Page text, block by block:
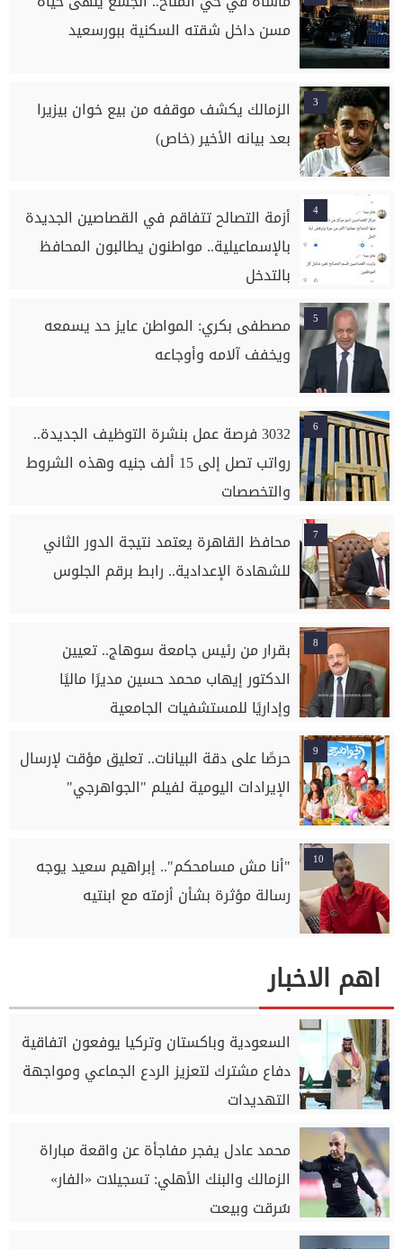
مسن داخل شقته السكنية ببورسعيد
3
الزمالك يكشف موقفه من بيع خوان بيزيرا
بعد بيانه الأخير (خاص)
4
أزمة التصالح تتفاقم في القصاصين الجديدة
بالإسماعيلية.. مواطنون يطالبون المحافظ
بالتدخل
5
مصطفى بكري: المواطن عايز حد يسمعه
ويخفف آلامه وأوجاعه
6
3032 فرصة عمل بنشرة التوظيف الجديدة..
رواتب تصل إلى 15 ألف جنيه وهذه الشروط
والتخصصات
7
محافظ القاهرة يعتمد نتيجة الدور الثاني
للشهادة الإعدادية.. رابط برقم الجلوس
8
بقرار من رئيس جامعة سوهاج.. تعيين
الدكتور إيهاب محمد حسين مديرًا ماليًا
وإداريًا للمستشفيات الجامعية
9
حرصًا على دقة البيانات.. تعليق مؤقت لإرسال
الإيرادات اليومية لفيلم "الجواهرجي"
10
"أنا مش مسامحكم".. إبراهيم سعيد يوجه
رسالة مؤثرة بشأن أزمته مع ابنتيه
اهم الاخبار
السعودية وباكستان وتركيا يوفعون اتفاقية
دفاع مشترك لتعزيز الردع الجماعي ومواجهة
التهديدات
محمد عادل يفجر مفاجأة عن واقعة مباراة
الزمالك والبنك الأهلي: تسجيلات «الفار»
سُرقت وبيعت